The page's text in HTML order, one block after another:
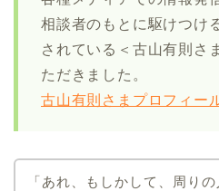
相談者のもとに駆けつけ
されている＜古山有則さ
ただきました。
古山有則さまプロフィー
「あれ、もしかして、周り